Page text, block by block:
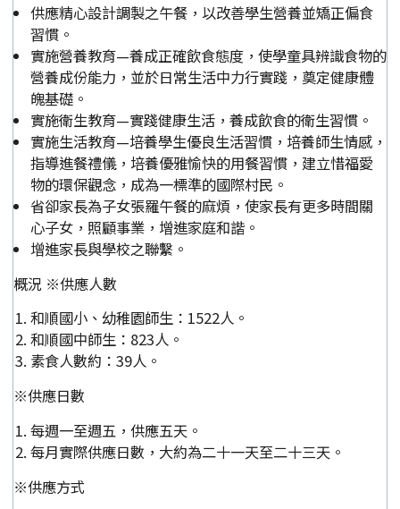
供應精心設計調製之午餐，以改善學生營養並矯正偏食
習慣。
實施營養教育—養成正確飲食態度，使學童具辨識食物的
營養成份能力，並於日常生活中力行實踐，奠定健康體
魄基礎。
實施衛生教育—實踐健康生活，養成飲食的衛生習慣。
實施生活教育—培養學生優良生活習慣，培養師生情感，
指導進餐禮儀，培養優雅愉快的用餐習慣，建立惜福愛
物的環保觀念，成為一標準的國際村民。
省卻家長為子女張羅午餐的麻煩，使家長有更多時間關
心子女，照顧事業，增進家庭和諧。
增進家長與學校之聯繫。
概況 ※供應人數
和順國小、幼稚園師生：1522人。
和順國中師生：823人。
素食人數約：39人。
※供應日數
每週一至週五，供應五天。
每月實際供應日數，大約為二十一天至二十三天。
※供應方式